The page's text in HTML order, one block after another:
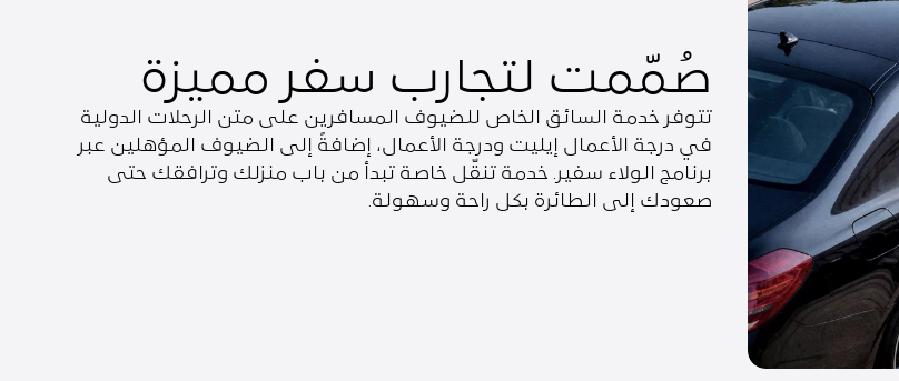
صُمّمت لتجارب سفر مميزة
تتوفر خدمة السائق الخاص للضيوف المسافرين على متن الرحلات الدولية
في درجة الأعمال إيليت ودرجة الأعمال، إضافةً إلى الضيوف المؤهلين عبر
برنامج الولاء سفير. خدمة تنقّل خاصة تبدأ من باب منزلك وترافقك حتى
صعودك إلى الطائرة بكل راحة وسهولة.